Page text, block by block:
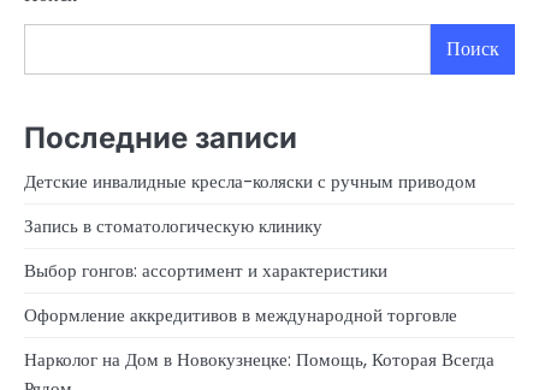
Поиск
Последние записи
Детские инвалидные кресла-коляски с ручным приводом
Запись в стоматологическую клинику
Выбор гонгов: ассортимент и характеристики
Оформление аккредитивов в международной торговле
Нарколог на Дом в Новокузнецке: Помощь, Которая Всегда